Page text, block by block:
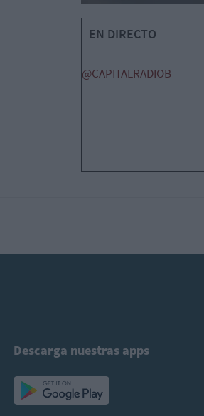
EN DIRECTO
@CAPITALRADIOB
Descarga nuestras apps